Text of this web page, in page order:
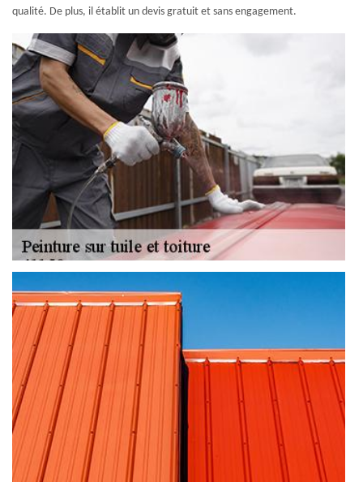
qualité. De plus, il établit un devis gratuit et sans engagement.